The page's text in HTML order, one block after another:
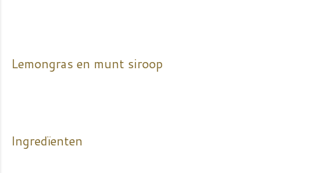
Lemongras en munt siroop
Ingredïenten